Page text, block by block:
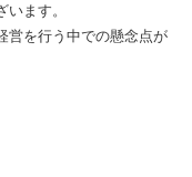
ます。
営を行う中での懸念点が